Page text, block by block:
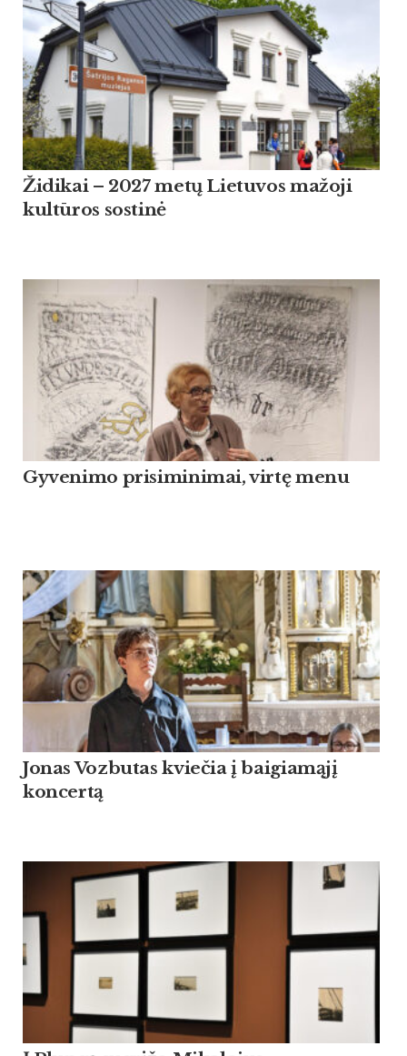
Židikai – 2027 metų Lietuvos mažoji
kultūros sostinė
Gyvenimo prisiminimai, virtę menu
Jonas Vozbutas kviečia į baigiamąjį
koncertą